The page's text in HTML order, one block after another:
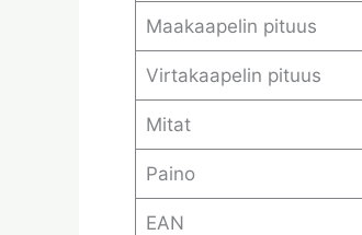
Maakaapelin pituus
Virtakaapelin pituus
Mitat
Paino
EAN